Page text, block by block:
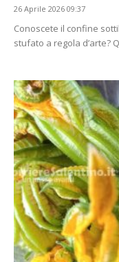
26 Aprile 2026 09:37
Conoscete il confine
stufato a regola d’arte?